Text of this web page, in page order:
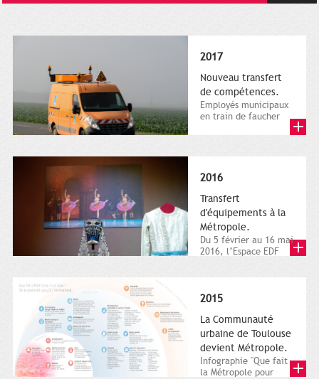
2017
Nouveau transfert
de compétences.
Employés municipaux
en train de faucher
2016
Transfert
d'équipements à la
Métropole.
Du 5 février au 16 mai
2016, l’Espace EDF
2015
La Communauté
urbaine de Toulouse
devient Métropole.
Infographie "Que fait
la Métropole pour